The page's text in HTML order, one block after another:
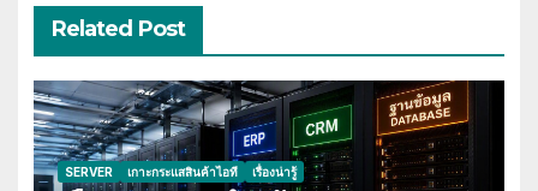
Related Post
SERVER เกาะกระแสสินค้าไอที เรื่องน่ารู้